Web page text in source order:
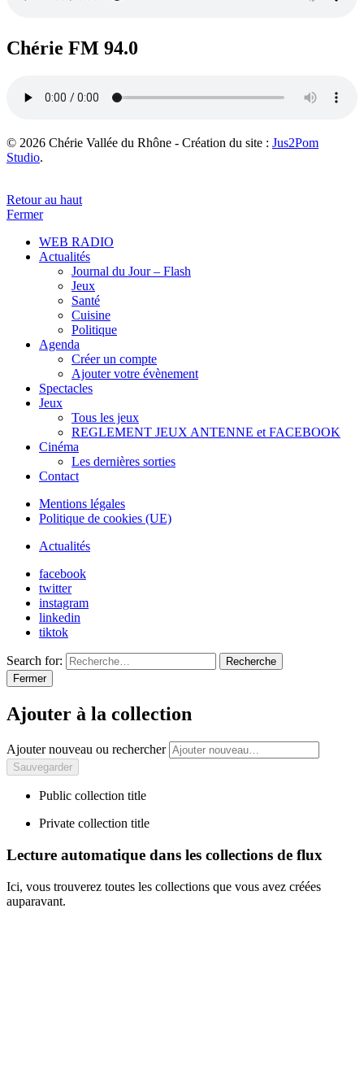
Chérie FM 94.0
© 2026 Chérie Vallée du Rhône - Création du site : Jus2Pom
Studio.
Retour au haut
Fermer
WEB RADIO
Actualités
Journal du Jour – Flash
Jeux
Santé
Cuisine
Politique
Agenda
Créer un compte
Ajouter votre évènement
Spectacles
Jeux
Tous les jeux
REGLEMENT JEUX ANTENNE et FACEBOOK
Cinéma
Les dernières sorties
Contact
Mentions légales
Politique de cookies (UE)
Actualités
facebook
twitter
instagram
linkedin
tiktok
Search for:
Recherche
Fermer
Ajouter à la collection
Ajouter nouveau ou rechercher
Public collection title
Private collection title
Lecture automatique dans les collections de flux
Ici, vous trouverez toutes les collections que vous avez créées
auparavant.